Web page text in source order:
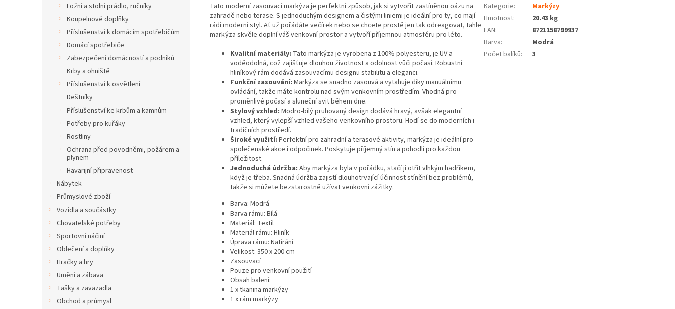
Ložní a stolní prádlo, ručníky
Koupelnové doplňky
Příslušenství k domácím spotřebičům
Domácí spotřebiče
Zabezpečení domácností a podniků
Krby a ohniště
Příslušenství k osvětlení
Deštníky
Příslušenství ke krbům a kamnům
Potřeby pro kuřáky
Rostliny
Ochrana před povodněmi, požárem a
plynem
Havarijní připravenost
Nábytek
Průmyslové zboží
Vozidla a součástky
Chovatelské potřeby
Sportovní náčiní
Oblečení a doplňky
Hračky a hry
Umění a zábava
Tašky a zavazadla
Obchod a průmysl
Tato moderní zasouvací markýza je perfektní způsob, jak si vytvořit zastíněnou oázu na
zahradě nebo terase. S jednoduchým designem a čistými liniemi je ideální pro ty, co mají
rádi moderní styl. Ať už pořádáte večírek nebo se chcete prostě jen tak odreagovat, tahle
markýza skvěle doplní váš venkovní prostor a vytvoří příjemnou atmosféru pro léto.
Kvalitní materiály: Tato markýza je vyrobena z 100% polyesteru, je UV a
voděodolná, což zajišťuje dlouhou životnost a odolnost vůči počasí. Robustní
hliníkový rám dodává zasouvacímu designu stabilitu a eleganci.
Funkční zasouvání: Markýza se snadno zasouvá a vytahuje díky manuálnímu
ovládání, takže máte kontrolu nad svým venkovním prostředím. Vhodná pro
proměnlivé počasí a sluneční svit během dne.
Stylový vzhled: Modro-bílý pruhovaný design dodává hravý, avšak elegantní
vzhled, který vylepší vzhled vašeho venkovního prostoru. Hodí se do moderních i
tradičních prostředí.
Široké využití: Perfektní pro zahradní a terasové aktivity, markýza je ideální pro
společenské akce i odpočinek. Poskytuje příjemný stín a pohodlí pro každou
příležitost.
Jednoduchá údržba: Aby markýza byla v pořádku, stačí ji otřít vlhkým hadříkem,
když je třeba. Snadná údržba zajistí dlouhotrvající účinnost stínění bez problémů,
takže si můžete bezstarostně užívat venkovní zážitky.
Barva: Modrá
Barva rámu: Bílá
Materiál: Textil
Materiál rámu: Hliník
Úprava rámu: Natírání
Velikost: 350 x 200 cm
Zasouvací
Pouze pro venkovní použití
Obsah balení:
1 x tkanina markýzy
1 x rám markýzy
Kategorie:
Markýzy
Hmotnost:
20.43 kg
EAN:
8721158799937
Barva:
Modrá
Počet balíků: 3